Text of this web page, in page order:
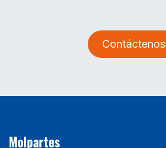
Contáctenos
Molpartes